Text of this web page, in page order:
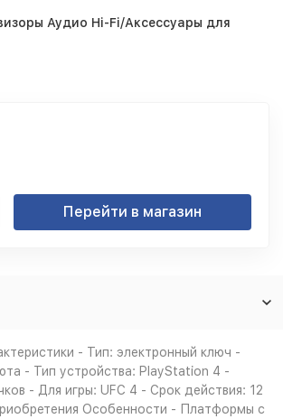
Аудио Hi-Fi/Аксессуары для
Перейти в магазин
- Тип: электронный ключ -
- Тип устройства: PlayStation 4 -
- Для игры: UFC 4 - Срок действия: 12
Особенности - Платформы с